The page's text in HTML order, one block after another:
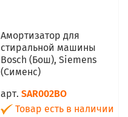
Амортизатор для
стиральной машины
Bosch (Бош), Siemens
(Сименс)
арт. SAR002BO
Товар есть в наличии